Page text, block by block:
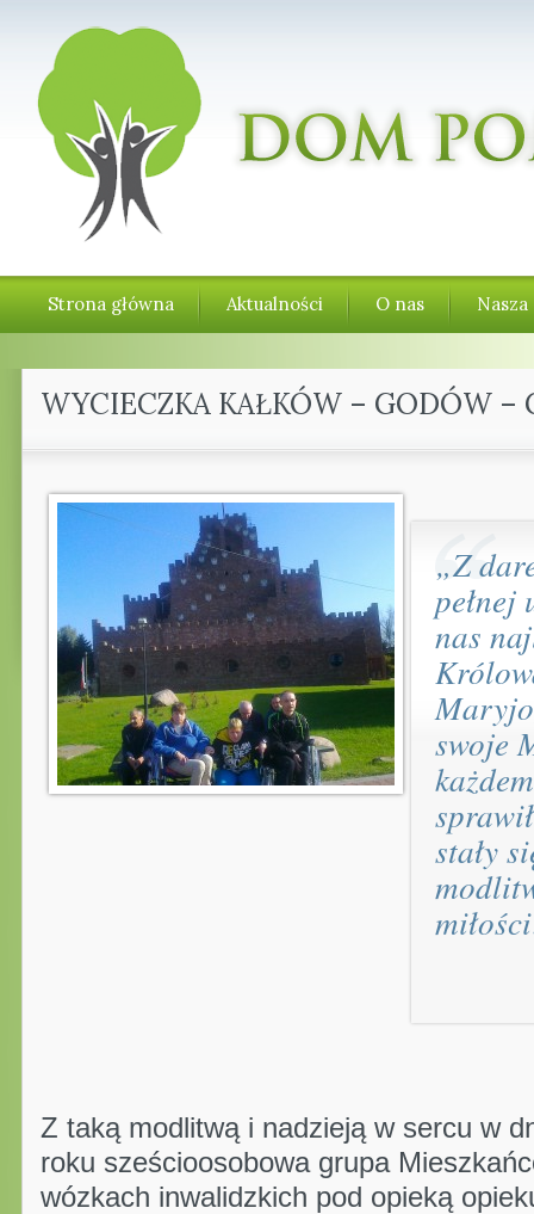
Strona główna Aktualności O nas
WYCIECZKA KAŁKÓW – GODÓW –
„Z
pełnej
nas
swoje
stały
Z taką modlitwą i nadzieją w sercu w
roku sześcioosobowa grupa
wózkach inwalidzkich pod opieką